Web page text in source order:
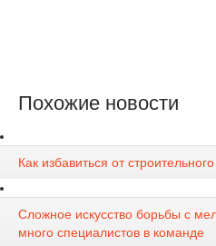
Похожие новости
Как избавиться от
Сложное искусство борьбы с
много специалистов в команде